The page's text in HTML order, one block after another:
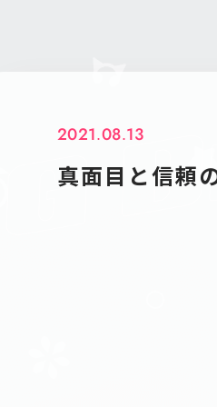
2021.08.13
真面目と信頼